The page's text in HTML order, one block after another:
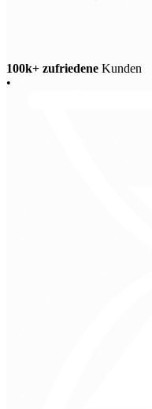
100k+ zufriedene Kunden
•